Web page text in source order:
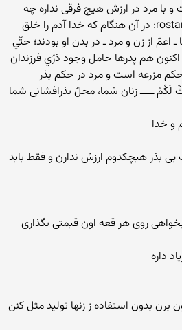
با مرد در ارزش هیچ فرقی نداره چه
بسا از او بهتر هم باشه rostam91: در آن هنگام كه خدا آدم را خلق
اعمّ از زن و مرد ـ در بدن او بودند؛ حتّي
هم پدرها حامل وجود ذرّي فرزندان
مزرعه است و مرد در حكم بذر
ـــــ زنان شما، محلّ بذرافشانى شما
و خدا
بذر هیچکدوم ارزش ندارن و فقط باید
روی هر قعه اون قیمتی بگذاری
داره
بدون استفاده ز زنها تولید مثل کنن